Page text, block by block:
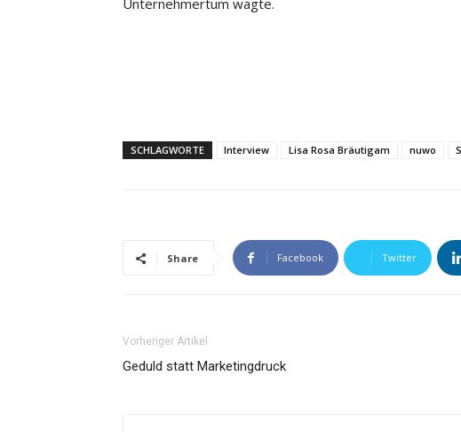
Unternehmertum wagte.
SCHLAGWORTE Interview Lisa Rosa Bräutigam nuwo
Share Facebook Twitter
Vorheriger Artikel
Geduld statt Marketingdruck